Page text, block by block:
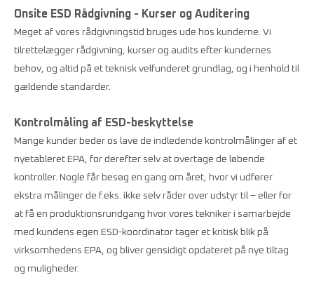
Onsite ESD Rådgivning - Kurser og Auditering
Meget af vores rådgivningstid bruges ude hos kunderne. Vi
tilrettelægger rådgivning, kurser og audits efter kundernes
behov, og altid på et teknisk velfunderet grundlag, og i henhold til
gældende standarder.
Kontrolmåling af ESD-beskyttelse
Mange kunder beder os lave de indledende kontrolmålinger af et
nyetableret EPA, for derefter selv at overtage de løbende
kontroller. Nogle får besøg en gang om året, hvor vi udfører
ekstra målinger de f.eks. ikke selv råder over udstyr til – eller for
at få en produktionsrundgang hvor vores tekniker i samarbejde
med kundens egen ESD-koordinator tager et kritisk blik på
virksomhedens EPA, og bliver gensidigt opdateret på nye tiltag
og muligheder.